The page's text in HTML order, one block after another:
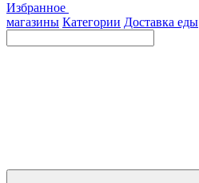
Избранное
магазины Категории Доставка еды